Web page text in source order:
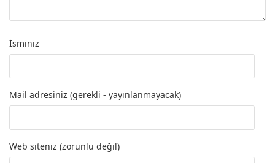
İsminiz
Mail adresiniz (gerekli - yayınlanmayacak)
Web siteniz (zorunlu değil)